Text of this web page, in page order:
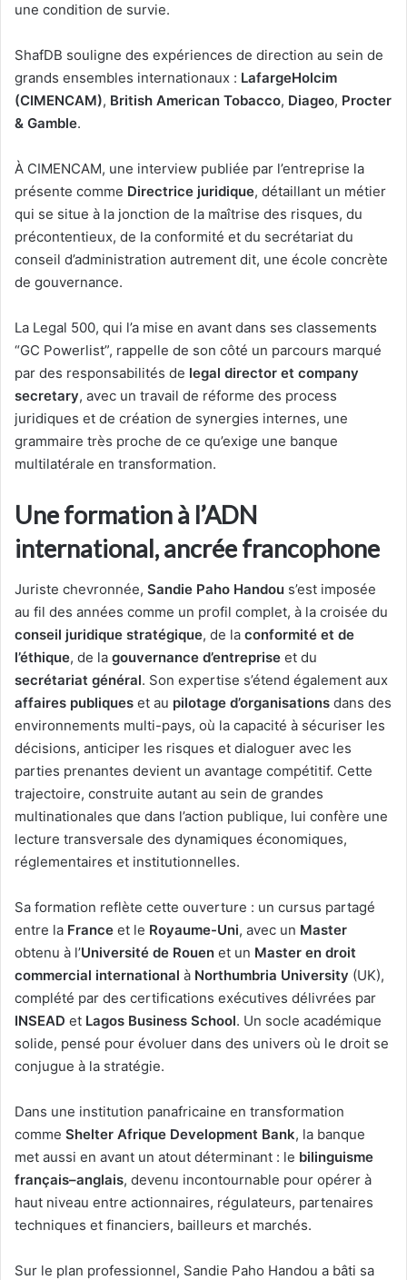
une condition de survie.
ShafDB souligne des expériences de direction au sein de
grands ensembles internationaux : LafargeHolcim
(CIMENCAM), British American Tobacco, Diageo, Procter
& Gamble.
À CIMENCAM, une interview publiée par l’entreprise la
présente comme Directrice juridique, détaillant un métier
qui se situe à la jonction de la maîtrise des risques, du
précontentieux, de la conformité et du secrétariat du
conseil d’administration autrement dit, une école concrète
de gouvernance.
La Legal 500, qui l’a mise en avant dans ses classements
“GC Powerlist”, rappelle de son côté un parcours marqué
par des responsabilités de legal director et company
secretary, avec un travail de réforme des process
juridiques et de création de synergies internes, une
grammaire très proche de ce qu’exige une banque
multilatérale en transformation.
Une formation à l’ADN
international, ancrée francophone
Juriste chevronnée, Sandie Paho Handou s’est imposée
au fil des années comme un profil complet, à la croisée du
conseil juridique stratégique, de la conformité et de
l’éthique, de la gouvernance d’entreprise et du
secrétariat général. Son expertise s’étend également aux
affaires publiques et au pilotage d’organisations dans des
environnements multi-pays, où la capacité à sécuriser les
décisions, anticiper les risques et dialoguer avec les
parties prenantes devient un avantage compétitif. Cette
trajectoire, construite autant au sein de grandes
multinationales que dans l’action publique, lui confère une
lecture transversale des dynamiques économiques,
réglementaires et institutionnelles.
Sa formation reflète cette ouverture : un cursus partagé
entre la France et le Royaume-Uni, avec un Master
obtenu à l’Université de Rouen et un Master en droit
commercial international à Northumbria University (UK),
complété par des certifications exécutives délivrées par
INSEAD et Lagos Business School. Un socle académique
solide, pensé pour évoluer dans des univers où le droit se
conjugue à la stratégie.
Dans une institution panafricaine en transformation
comme Shelter Afrique Development Bank, la banque
met aussi en avant un atout déterminant : le bilinguisme
français–anglais, devenu incontournable pour opérer à
haut niveau entre actionnaires, régulateurs, partenaires
techniques et financiers, bailleurs et marchés.
Sur le plan professionnel, Sandie Paho Handou a bâti sa